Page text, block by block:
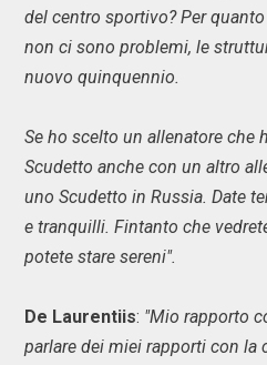
del centro sportivo? Per
non ci sono problemi, le
nuovo quinquennio.
Se ho scelto un allenatore che
Scudetto anche con un altro
uno Scudetto in Russia. Date
e tranquilli. Fintanto che
potete stare sereni".
De Laurentiis: "Mio rapporto
parlare dei miei rapporti con la